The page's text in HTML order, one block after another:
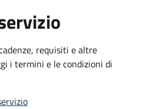
requisiti e altre
i termini e le condizioni di